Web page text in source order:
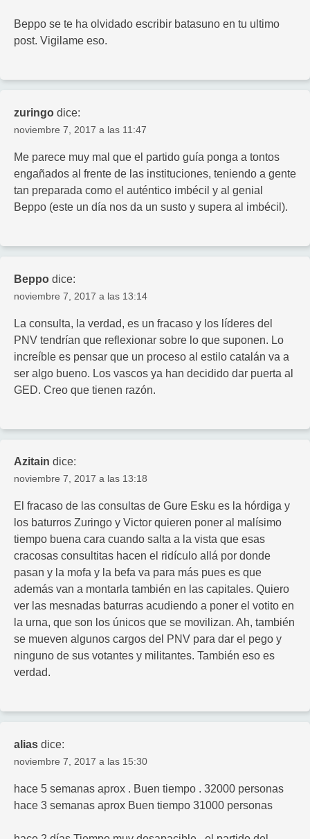
Beppo se te ha olvidado escribir batasuno en tu ultimo
post. Vigilame eso.
zuringo dice:
noviembre 7, 2017 a las 11:47
Me parece muy mal que el partido guía ponga a tontos
engañados al frente de las instituciones, teniendo a gente
tan preparada como el auténtico imbécil y al genial
Beppo (este un día nos da un susto y supera al imbécil).
Beppo dice:
noviembre 7, 2017 a las 13:14
La consulta, la verdad, es un fracaso y los líderes del
PNV tendrían que reflexionar sobre lo que suponen. Lo
increíble es pensar que un proceso al estilo catalán va a
ser algo bueno. Los vascos ya han decidido dar puerta al
GED. Creo que tienen razón.
Azitain dice:
noviembre 7, 2017 a las 13:18
El fracaso de las consultas de Gure Esku es la hórdiga y
los baturros Zuringo y Victor quieren poner al malísimo
tiempo buena cara cuando salta a la vista que esas
cracosas consultitas hacen el ridículo allá por donde
pasan y la mofa y la befa va para más pues es que
además van a montarla también en las capitales. Quiero
ver las mesnadas baturras acudiendo a poner el votito en
la urna, que son los únicos que se movilizan. Ah, también
se mueven algunos cargos del PNV para dar el pego y
ninguno de sus votantes y militantes. También eso es
verdad.
alias dice:
noviembre 7, 2017 a las 15:30
hace 5 semanas aprox . Buen tiempo . 32000 personas
hace 3 semanas aprox Buen tiempo 31000 personas